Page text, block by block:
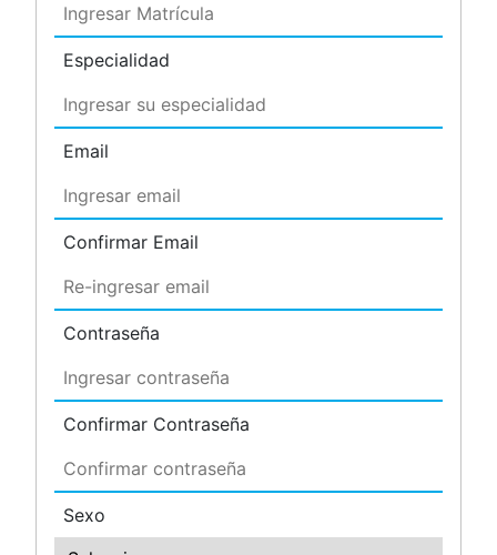
Especialidad
Email
Confirmar Email
Contraseña
Confirmar Contraseña
Sexo